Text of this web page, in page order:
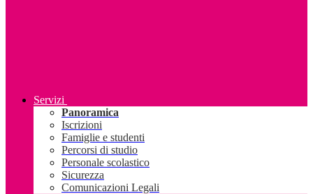
Servizi
Panoramica
Iscrizioni
Famiglie e studenti
Percorsi di studio
Personale scolastico
Sicurezza
Comunicazioni Legali